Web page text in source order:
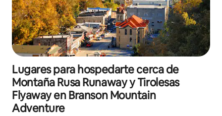
Lugares para hospedarte cerca de
Montaña Rusa Runaway y Tirolesas
Flyaway en Branson Mountain
Adventure